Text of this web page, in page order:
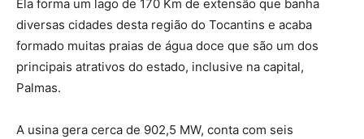
Ela forma um lago de 170 Km de extensão que banha
diversas cidades desta região do Tocantins e acaba
formado muitas praias de água doce que são um dos
principais atrativos do estado, inclusive na capital,
Palmas.
A usina gera cerca de 902,5 MW, conta com seis